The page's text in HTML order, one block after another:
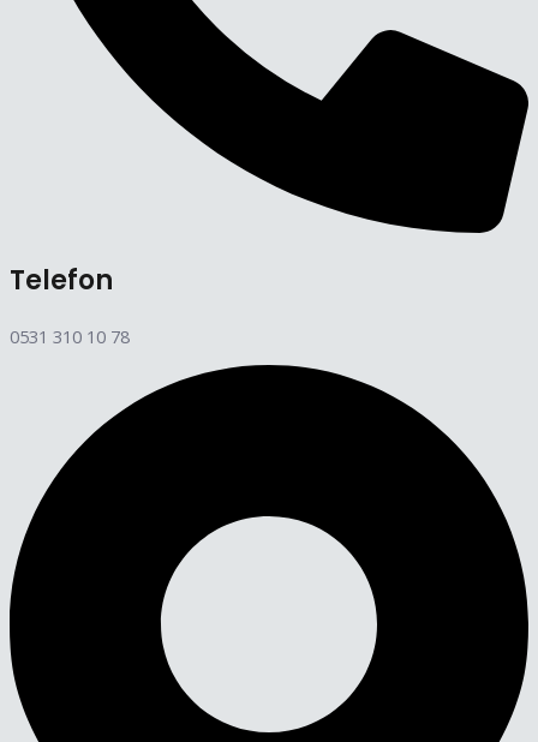
Telefon
0531 310 10 78